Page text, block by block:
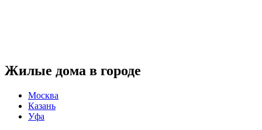
Жилые дома в городе
Москва
Казань
Уфа